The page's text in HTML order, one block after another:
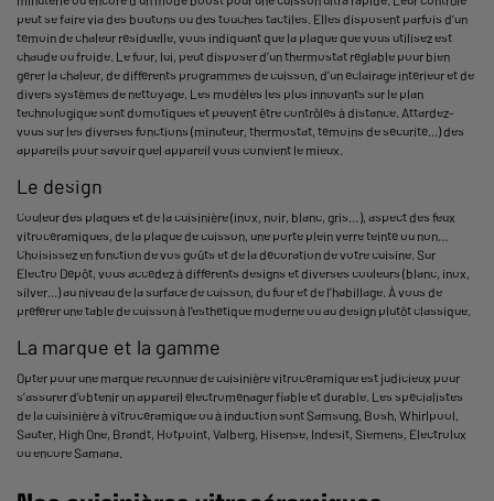
peut se faire via des boutons ou des touches tactiles. Elles disposent parfois d’un
témoin de chaleur résiduelle, vous indiquant que la plaque que vous utilisez est
chaude ou froide. Le four, lui, peut disposer d’un thermostat réglable pour bien
gérer la chaleur, de différents programmes de cuisson, d’un éclairage intérieur et de
divers systèmes de nettoyage. Les modèles les plus innovants sur le plan
technologique sont domotiques et peuvent être contrôlés à distance. Attardez-
vous sur les diverses fonctions (minuteur, thermostat, témoins de sécurité...) des
appareils pour savoir quel appareil vous convient le mieux.
Le design
Couleur des plaques et de la cuisinière (inox, noir, blanc, gris…), aspect des feux
vitrocéramiques, de la plaque de cuisson, une porte plein verre teinté ou non…
Choisissez en fonction de vos goûts et de la décoration de votre cuisine. Sur
Electro Dépôt, vous accédez à différents designs et diverses couleurs (blanc, inox,
silver...) au niveau de la surface de cuisson, du four et de l'habillage. À vous de
préférer une table de cuisson à l'esthétique moderne ou au design plutôt classique.
La marque et la gamme
Opter pour une marque reconnue de cuisinière vitrocéramique est judicieux pour
s’assurer d’obtenir un appareil électroménager fiable et durable. Les spécialistes
de la cuisinière à vitrocéramique ou à induction sont Samsung, Bosh, Whirlpool,
Sauter, High One, Brandt, Hotpoint, Valberg, Hisense, Indesit, Siemens, Electrolux
ou encore Samana.